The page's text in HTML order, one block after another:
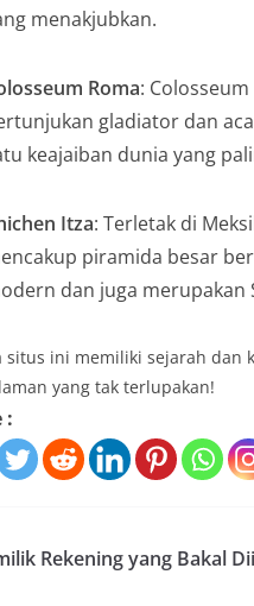
menakjubkan.
Roma:
gladiator dan
keajaiban dunia yang
Itza: Terletak di
piramida besar
dan juga merupakan
situs ini memiliki sejarah dan
yang tak terlupakan!
:
Rekening yang Bakal